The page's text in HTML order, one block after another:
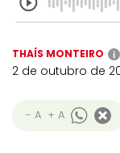
THAÍS MONTEIRO i
2 de outubro de
- A + A